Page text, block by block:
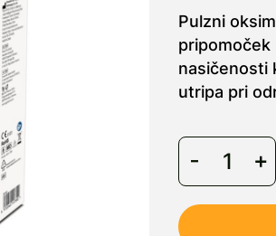
Pulzni
pripomoček
nasičenosti
utripa pri